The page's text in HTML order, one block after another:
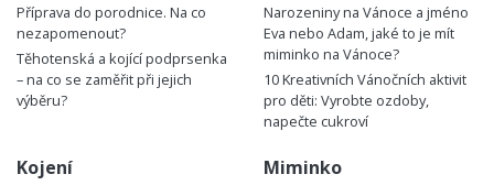
Příprava do porodnice. Na co
nezapomenout?
Těhotenská a kojící podprsenka
– na co se zaměřit při jejich
výběru?
Narozeniny na Vánoce a jméno
Eva nebo Adam, jaké to je mít
miminko na Vánoce?
10 Kreativních Vánočních aktivit
pro děti: Vyrobte ozdoby,
napečte cukroví
Kojení Miminko